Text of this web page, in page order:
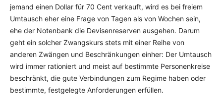
jemand einen Dollar für 70 Cent verkauft, wird es bei freiem
Umtausch eher eine Frage von Tagen als von Wochen sein,
ehe der Notenbank die Devisenreserven ausgehen. Darum
geht ein solcher Zwangskurs stets mit einer Reihe von
anderen Zwängen und Beschränkungen einher: Der Umtausch
wird immer rationiert und meist auf bestimmte Personenkreise
beschränkt, die gute Verbindungen zum Regime haben oder
bestimmte, festgelegte Anforderungen erfüllen.